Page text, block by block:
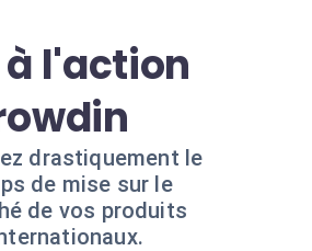
à l'action
drastiquement le
de mise sur le
de vos produits